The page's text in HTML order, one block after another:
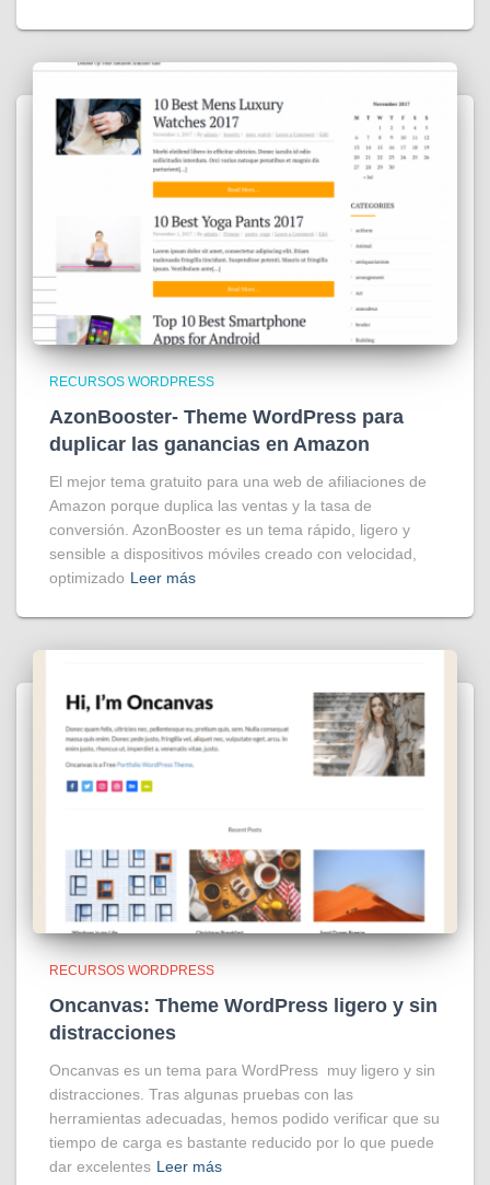
RECURSOS WORDPRESS
AzonBooster- Theme WordPress para
duplicar las ganancias en Amazon
El mejor tema gratuito para una web de afiliaciones de
Amazon porque duplica las ventas y la tasa de
conversión. AzonBooster es un tema rápido, ligero y
sensible a dispositivos móviles creado con velocidad,
optimizado Leer más
RECURSOS WORDPRESS
Oncanvas: Theme WordPress ligero y sin
distracciones
Oncanvas es un tema para WordPress muy ligero y sin
distracciones. Tras algunas pruebas con las
herramientas adecuadas, hemos podido verificar que su
tiempo de carga es bastante reducido por lo que puede
dar excelentes Leer más